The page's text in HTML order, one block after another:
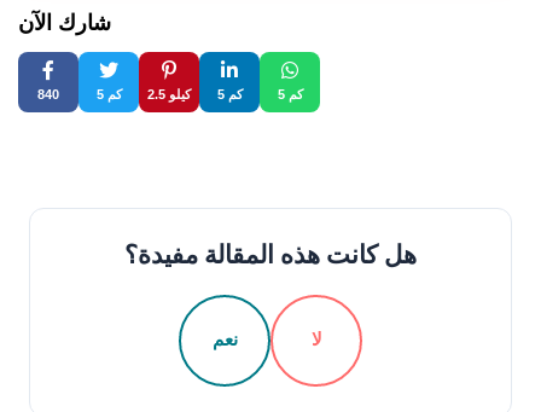
شارك الآن
840 5 كم 2.5 كيلو 5 كم 5 كم
هل كانت هذه المقالة مفيدة؟
نعم لا